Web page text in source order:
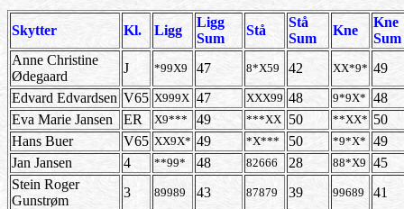
Skytter Kl. Ligg
Ligg
Sum
Stå
Stå
Sum
Kne
Kne
Sum
Anne Christine
Ødegaard
J *99X9 47 8*X59 42 XX*9* 49
Edvard Edvardsen V65 X999X 47 XXX99 48 9*9X* 48
Eva Marie Jansen
ER X9*** 49 ***XX 50 **XX* 50
Hans Buer
V65 XX9X* 49 *X*** 50 *9*X* 49
Jan Jansen
4 **99* 48 82666 28 88*X9 45
Stein Roger
Gunstrøm
3 89989 43 87879 39 99689 41